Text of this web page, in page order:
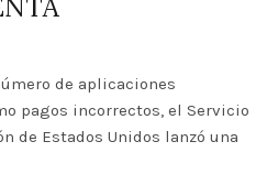
de aplicaciones
pagos incorrectos, el Servicio
de Estados Unidos lanzó una